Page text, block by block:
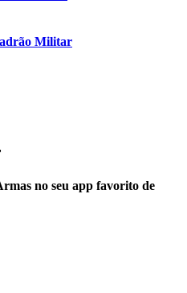
Militar
no seu app favorito de